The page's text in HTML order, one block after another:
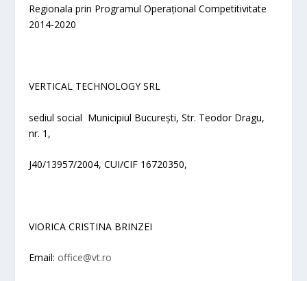
Regionala prin Programul Operațional Competitivitate
2014-2020
VERTICAL TECHNOLOGY SRL
sediul social Municipiul București, Str. Teodor Dragu,
nr. 1,
J40/13957/2004, CUI/CIF 16720350,
VIORICA CRISTINA BRINZEI
Email: office@vt.ro